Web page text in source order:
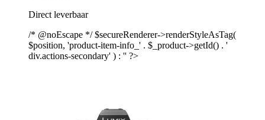
Direct leverbaar
/* @noEscape */ $secureRenderer->renderStyleAsTag(
$position, 'product-item-info_' . $_product->getId() . '
div.actions-secondary' ) : '' ?>